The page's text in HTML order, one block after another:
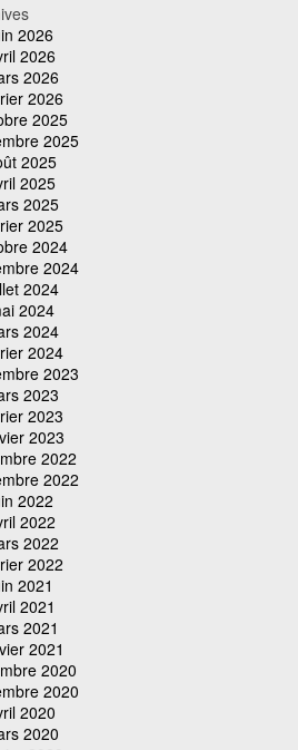
2026
2026
2026
2026
2025
2025
2025
2025
2025
2025
2024
2024
2024
2024
2024
2024
2023
2023
2023
2023
2022
2022
2022
2022
2022
2022
2021
2021
2021
2021
2020
2020
2020
2020